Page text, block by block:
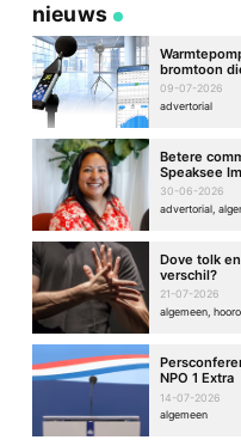
nieuws
bromtoon
09-07-2026
advertorial
Betere
Speaksee
30-06-2026
advertorial,
Dove tolk
verschil?
21-07-2026
NPO 1 Extra
14-07-2026
algemeen